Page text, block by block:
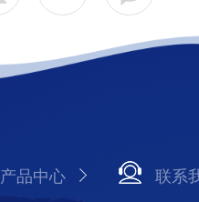
产品中心 联系